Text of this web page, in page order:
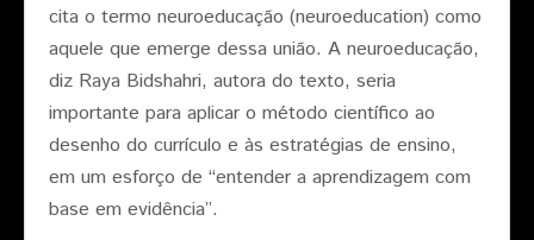
cita o termo neuroeducação (neuroeducation) como
aquele que emerge dessa união. A neuroeducação,
diz Raya Bidshahri, autora do texto, seria
importante para aplicar o método científico ao
desenho do currículo e às estratégias de ensino,
em um esforço de “entender a aprendizagem com
base em evidência”.